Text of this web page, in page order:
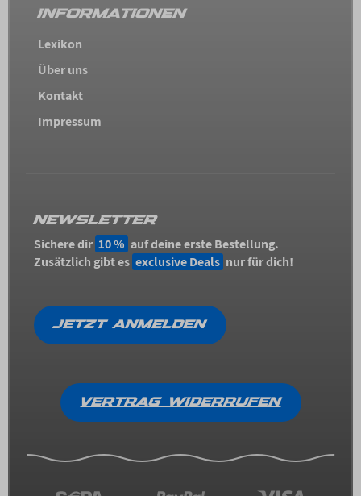
INFORMATIONEN
Lexikon
Über uns
Kontakt
Impressum
NEWSLETTER
Sichere dir 10 % auf deine erste Bestellung.
Zusätzlich gibt es exclusive Deals nur für dich!
JETZT ANMELDEN
VERTRAG WIDERRUFEN